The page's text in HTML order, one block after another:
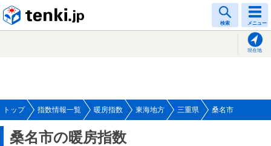
検索 メニュー
現在地
トップ 指数情報一覧 暖房指数 東海地方 三重県 桑名市
桑名市の暖房指数